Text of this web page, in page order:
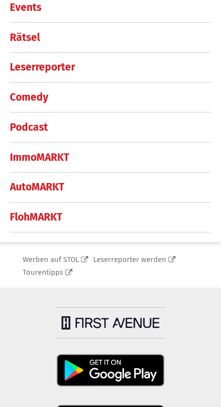
Events
Rätsel
Leserreporter
Comedy
Podcast
ImmoMARKT
AutoMARKT
FlohMARKT
Werben auf STOL
Leserreporter werden
Tourentipps